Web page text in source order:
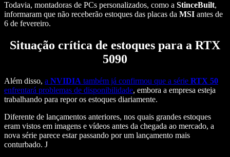
Todavia, montadoras de PCs personalizados, como a StinceBuilt,
informaram que não receberão estoques das placas da MSI antes de
6 de fevereiro.
Situação crítica de estoques para a RTX
5090
Além disso, a NVIDIA também já confirmou que a série RTX 50
enfrentará problemas de disponibilidade, embora a empresa esteja
trabalhando para repor os estoques diariamente.
Diferente de lançamentos anteriores, nos quais grandes estoques
eram vistos em imagens e vídeos antes da chegada ao mercado, a
nova série parece estar passando por um lançamento mais
conturbado. J